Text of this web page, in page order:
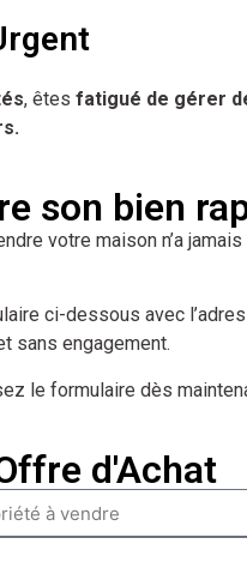
, êtes fatigué de gérer
son bien
votre maison n’a
ci-dessous avec
sans engagement.
le formulaire dès
d'Achat